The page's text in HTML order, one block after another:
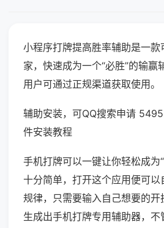
小程序打牌提高胜率辅助是一
家，快速成为一个“必胜”的输赢
用户可通过正规渠道获取使用。
辅助安装，可QQ搜索申请
件安装教程
手机打牌可以一键让你轻松成为
十分简单，打开这个应用便可
规律，只需要输入自己想要的开
生成出手机打牌专用辅助器，